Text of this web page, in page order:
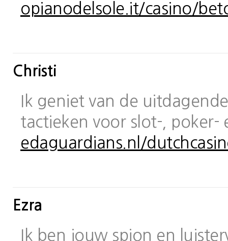
opianodelsole.it/casino/
Christi
Ik geniet van de
tactieken voor slot-,
edaguardians.nl/
Ezra
Ik ben jouw spion en